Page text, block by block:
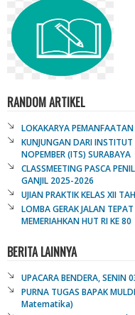
RANDOM ARTIKEL
LOKAKARYA
KUNJUNGAN DARI
NOPEMBER (ITS) SURABAYA
CLASSMEETING PASCA
GANJIL 2025-2026
UJIAN PRAKTIK KELAS XII
LOMBA GERAK JALAN
MEMERIAHKAN HUT RI KE 80
BERITA LAINNYA
UPACARA BENDERA, SENIN
PURNA TUGAS BAPAK
Matematika)